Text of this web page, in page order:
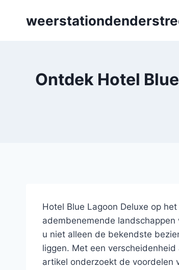
Ontdek Hotel
Hotel Blue Lagoon Deluxe op
adembenemende
u niet alleen de bekendste
liggen. Met een
artikel onderzoekt de voordelen